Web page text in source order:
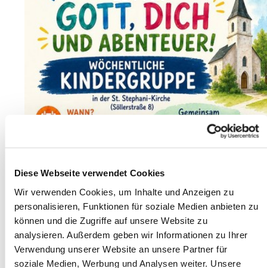
Diese Webseite verwendet Cookies
Wir verwenden Cookies, um Inhalte und Anzeigen zu
personalisieren, Funktionen für soziale Medien anbieten zu
können und die Zugriffe auf unsere Website zu
analysieren. Außerdem geben wir Informationen zu Ihrer
Verwendung unserer Website an unsere Partner für
soziale Medien, Werbung und Analysen weiter. Unsere